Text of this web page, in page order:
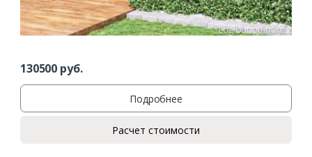
130500 руб.
Подробнее
Расчет стоимости